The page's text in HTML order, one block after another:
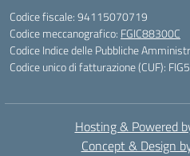
Codice fiscale: 94115070719
Codice meccanografico: FGIC88300C
Codice Indice delle Pubbliche
Codice unico di fatturazione (CUF):
Hosting & Powered
Concept & Design